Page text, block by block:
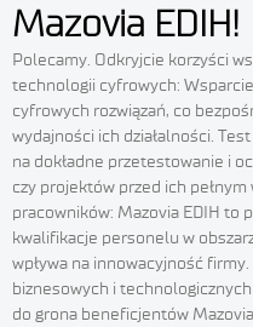
Mazovia EDIH!
Polecamy. Odkryjcie korzyści
technologii cyfrowych:
cyfrowych rozwiązań, co
wydajności ich działalności.
na dokładne przetestowanie i
czy projektów przed ich
pracowników: Mazovia EDIH to
kwalifikacje personelu w
wpływa na innowacyjność
biznesowych i
do grona beneficjentów